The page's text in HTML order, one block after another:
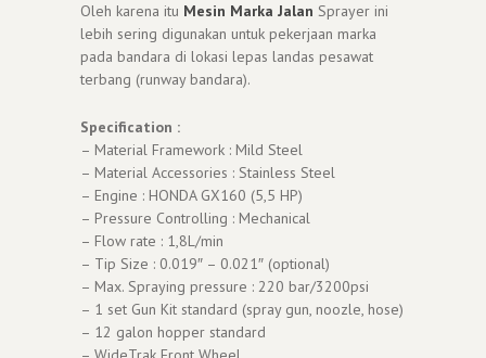
Oleh karena itu Mesin Marka Jalan Sprayer ini
lebih sering digunakan untuk pekerjaan marka
pada bandara di lokasi lepas landas pesawat
terbang (runway bandara).
Specification :
– Material Framework : Mild Steel
– Material Accessories : Stainless Steel
– Engine : HONDA GX160 (5,5 HP)
– Pressure Controlling : Mechanical
– Flow rate : 1,8L/min
– Tip Size : 0.019″ – 0.021″ (optional)
– Max. Spraying pressure : 220 bar/3200psi
– 1 set Gun Kit standard (spray gun, noozle, hose)
– 12 galon hopper standard